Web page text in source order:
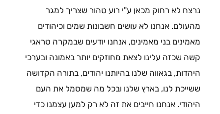
נרצח לא רחוק מכאן ע"י רוע טהור שצריך למגר
מהעולם. אנחנו לא עושים חשבונות שמים וכיהודים
מאמינים בני מאמינים, אנחנו יודעים שבמקרה טראגי
קשה שכזה עלינו לצאת מחוזקים יותר באמונה ובערכי
היהדות, בגאווה שלנו בהיותנו יהודים, בתורה הקדושה
ששייכת לנו, בארץ שלנו ובכל מה שמסמל את העם
היהודי. אנחנו חייבים את זה לא רק למען עצמנו כדי